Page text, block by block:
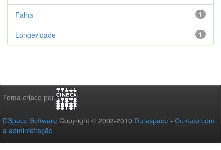
1
Falha
1
Longevidade
Tema criado por
DSpace Software Copyright © 2002-2010 Duraspace - Contato com
a administração